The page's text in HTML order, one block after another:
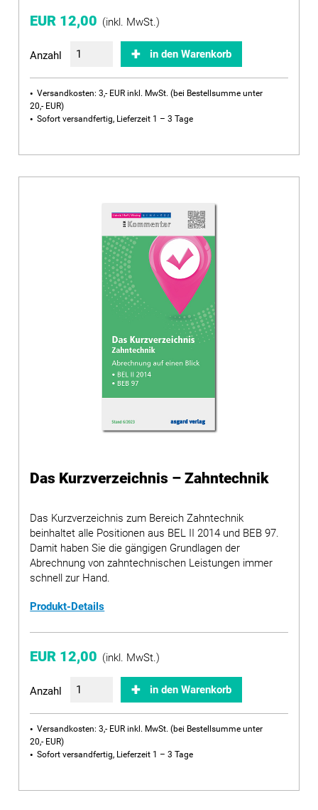
EUR 12,00 (inkl. MwSt.)
Anzahl in den Warenkorb
Versandkosten: 3,- EUR inkl. MwSt. (bei Bestellsumme unter
20,- EUR)
Sofort versandfertig, Lieferzeit 1 – 3 Tage
Das Kurzverzeichnis – Zahntechnik
Das Kurzverzeichnis zum Bereich Zahntechnik
beinhaltet alle Positionen aus BEL II 2014 und BEB 97.
Damit haben Sie die gängigen Grundlagen der
Abrechnung von zahntechnischen Leistungen immer
schnell zur Hand.
Produkt-Details
EUR 12,00 (inkl. MwSt.)
Anzahl in den Warenkorb
Versandkosten: 3,- EUR inkl. MwSt. (bei Bestellsumme unter
20,- EUR)
Sofort versandfertig, Lieferzeit 1 – 3 Tage